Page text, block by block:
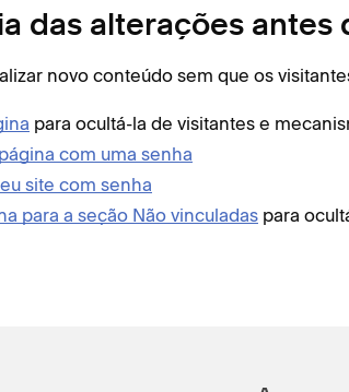
das alterações antes
novo conteúdo sem que os
para ocultá-la de visitantes e
com uma senha
site com senha
para a seção Não vinculadas para